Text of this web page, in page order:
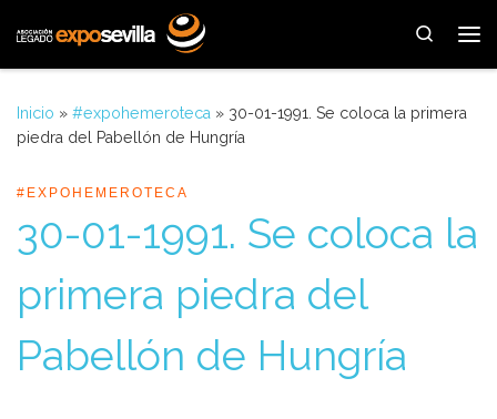
Saltar al contenido
Search
Inicio » #expohemeroteca » 30-01-1991. Se coloca la primera
piedra del Pabellón de Hungría
#EXPOHEMEROTECA
30-01-1991. Se coloca la
primera piedra del
Pabellón de Hungría